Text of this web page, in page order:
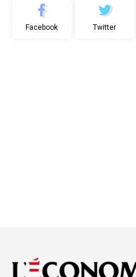
Facebook Twitter